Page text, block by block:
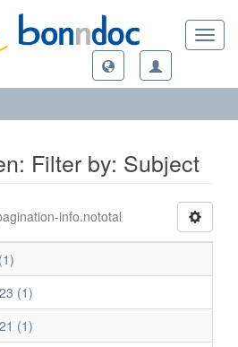
Filter by: Subject
info.nototal
(1)
(1)